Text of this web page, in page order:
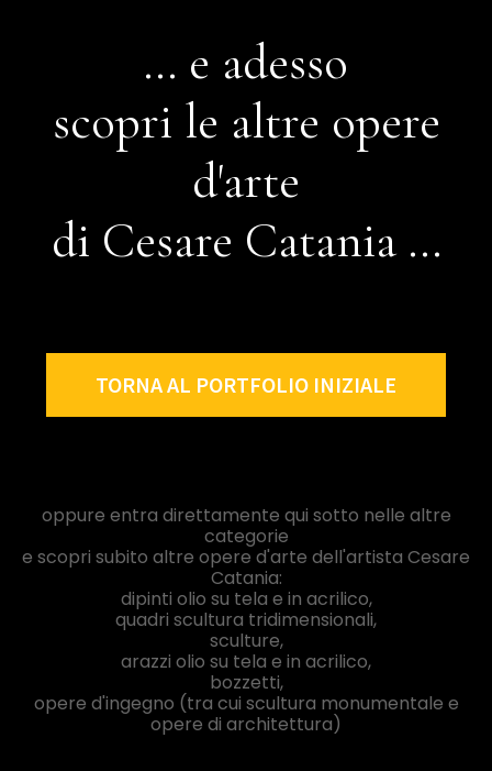
... e adesso
scopri le altre opere
d'arte
di Cesare Catania ...
TORNA AL PORTFOLIO INIZIALE
oppure entra direttamente qui sotto nelle altre
categorie
e scopri subito altre opere d'arte dell'artista Cesare
Catania:
dipinti olio su tela e in acrilico,
quadri scultura tridimensionali,
sculture,
arazzi olio su tela e in acrilico,
bozzetti,
opere d'ingegno (tra cui scultura monumentale e
opere di architettura)